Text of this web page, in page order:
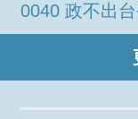
0040 政不出